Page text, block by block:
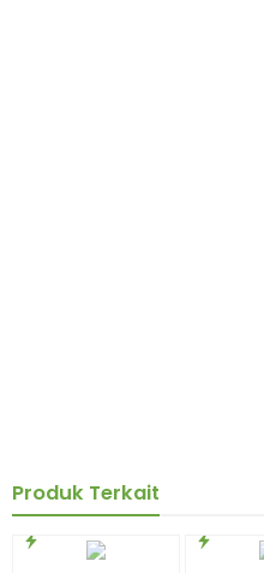
Produk Terkait